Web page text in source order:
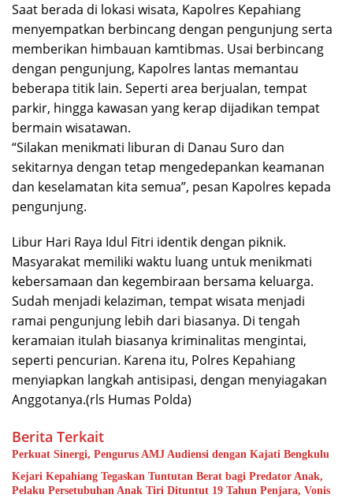
Saat berada di lokasi wisata, Kapolres Kepahiang
menyempatkan berbincang dengan pengunjung serta
memberikan himbauan kamtibmas. Usai berbincang
dengan pengunjung, Kapolres lantas memantau
beberapa titik lain. Seperti area berjualan, tempat
parkir, hingga kawasan yang kerap dijadikan tempat
bermain wisatawan.
“Silakan menikmati liburan di Danau Suro dan
sekitarnya dengan tetap mengedepankan keamanan
dan keselamatan kita semua”, pesan Kapolres kepada
pengunjung.
Libur Hari Raya Idul Fitri identik dengan piknik.
Masyarakat memiliki waktu luang untuk menikmati
kebersamaan dan kegembiraan bersama keluarga.
Sudah menjadi kelaziman, tempat wisata menjadi
ramai pengunjung lebih dari biasanya. Di tengah
keramaian itulah biasanya kriminalitas mengintai,
seperti pencurian. Karena itu, Polres Kepahiang
menyiapkan langkah antisipasi, dengan menyiagakan
Anggotanya.(rls Humas Polda)
Berita Terkait
Perkuat Sinergi, Pengurus AMJ Audiensi dengan Kajati Bengkulu
Kejari Kepahiang Tegaskan Tuntutan Berat bagi Predator Anak,
Pelaku Persetubuhan Anak Tiri Dituntut 19 Tahun Penjara, Vonis